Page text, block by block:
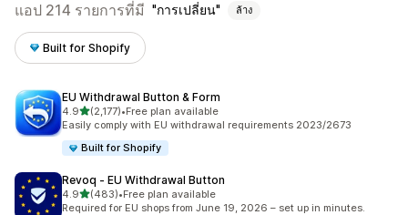
แอป 214 รายการที่มี การเปลี่ยน ล้าง
Built for Shopify
EU Withdrawal Button & Form
4.9เต็ม 5 ดาว
(2,177)
ทั้งหมด 2177 รีวิว
•Free plan available
Easily comply with EU withdrawal requirements 2023/2673
Built for Shopify
Revoq ‑ EU Withdrawal Button
4.9เต็ม 5 ดาว
(483)
ทั้งหมด 483 รีวิว
•Free plan available
Required for EU shops from June 19, 2026 – set up in minutes.